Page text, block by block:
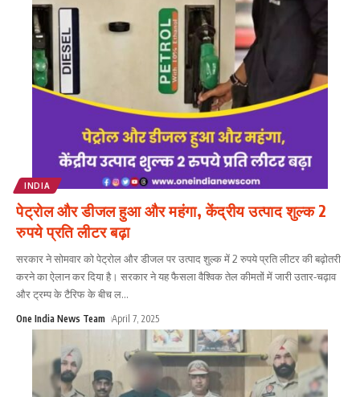
INDIA
पेट्रोल और डीजल हुआ और महंगा, केंद्रीय उत्पाद शुल्क 2
रुपये प्रति लीटर बढ़ा
सरकार ने सोमवार को पेट्रोल और डीजल पर उत्पाद शुल्क में 2 रुपये प्रति लीटर की बढ़ोतरी
करने का ऐलान कर दिया है। सरकार ने यह फैसला वैश्विक तेल कीमतों में जारी उतार-चढ़ाव
और ट्रम्प के टैरिफ के बीच ल...
One India News Team April 7, 2025